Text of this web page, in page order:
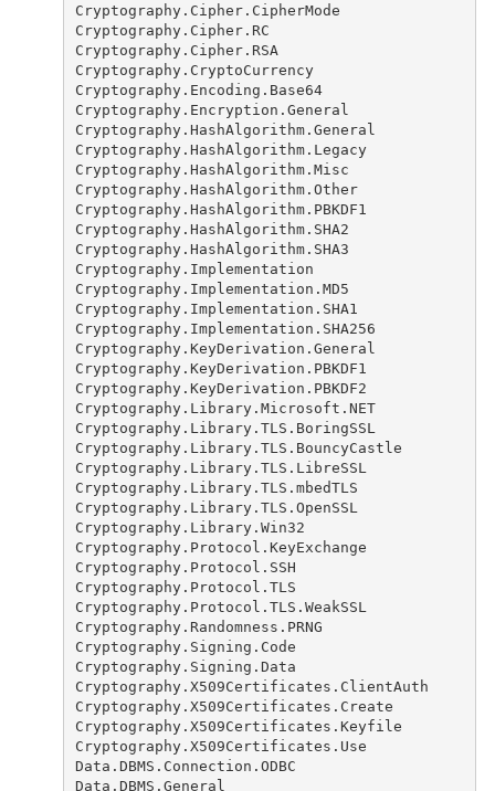
Cryptography.Cipher.CipherMode
Cryptography.Cipher.RC
Cryptography.Cipher.RSA
Cryptography.CryptoCurrency
Cryptography.Encoding.Base64
Cryptography.Encryption.General
Cryptography.HashAlgorithm.General
Cryptography.HashAlgorithm.Legacy
Cryptography.HashAlgorithm.Misc
Cryptography.HashAlgorithm.Other
Cryptography.HashAlgorithm.PBKDF1
Cryptography.HashAlgorithm.SHA2
Cryptography.HashAlgorithm.SHA3
Cryptography.Implementation
Cryptography.Implementation.MD5
Cryptography.Implementation.SHA1
Cryptography.Implementation.SHA256
Cryptography.KeyDerivation.General
Cryptography.KeyDerivation.PBKDF1
Cryptography.KeyDerivation.PBKDF2
Cryptography.Library.Microsoft.NET
Cryptography.Library.TLS.BoringSSL
Cryptography.Library.TLS.BouncyCastle
Cryptography.Library.TLS.LibreSSL
Cryptography.Library.TLS.mbedTLS
Cryptography.Library.TLS.OpenSSL
Cryptography.Library.Win32
Cryptography.Protocol.KeyExchange
Cryptography.Protocol.SSH
Cryptography.Protocol.TLS
Cryptography.Protocol.TLS.WeakSSL
Cryptography.Randomness.PRNG
Cryptography.Signing.Code
Cryptography.Signing.Data
Cryptography.X509Certificates.ClientAuth
Cryptography.X509Certificates.Create
Cryptography.X509Certificates.Keyfile
Cryptography.X509Certificates.Use
Data.DBMS.Connection.ODBC
Data.DBMS.General